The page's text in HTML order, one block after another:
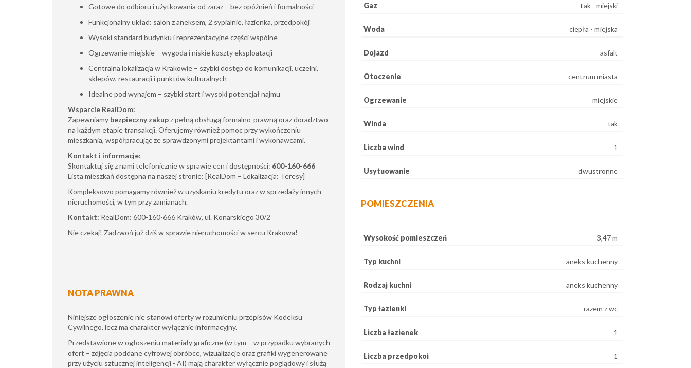
Gotowe do odbioru i użytkowania od zaraz – bez opóźnień i formalności
Funkcjonalny układ: salon z aneksem, 2 sypialnie, łazienka, przedpokój
Wysoki standard budynku i reprezentacyjne części wspólne
Ogrzewanie miejskie – wygoda i niskie koszty eksploatacji
Centralna lokalizacja w Krakowie – szybki dostęp do komunikacji, uczelni,
sklepów, restauracji i punktów kulturalnych
Idealne pod wynajem – szybki start i wysoki potencjał najmu
Wsparcie RealDom:
Zapewniamy bezpieczny zakupz pełną obsługą formalno-prawną oraz doradztwo
na każdym etapie transakcji. Oferujemy również pomoc przy wykończeniu
mieszkania, współpracując ze sprawdzonymi projektantami i wykonawcami.
Kontakt i informacje:
Skontaktuj się z nami telefonicznie w sprawie cen i dostępności: 600-160-666
Lista mieszkań dostępna na naszej stronie: [RealDom – Lokalizacja: Teresy]
Kompleksowo pomagamy również w uzyskaniu kredytu oraz w sprzedaży innych
nieruchomości, w tym przy zamianach.
Kontakt: RealDom: 600-160-666 Kraków, ul. Konarskiego 30/2
Nie czekaj! Zadzwoń już dziś w sprawie nieruchomości w sercu Krakowa!
NOTA PRAWNA
Niniejsze ogłoszenie nie stanowi oferty w rozumieniu przepisów Kodeksu
Cywilnego, lecz ma charakter wyłącznie informacyjny.
​Przedstawione w ogłoszeniu materiały graficzne (w tym – w przypadku wybranych
ofert – zdjęcia poddane cyfrowej obróbce, wizualizacje oraz grafiki wygenerowane
przy użyciu sztucznej inteligencji - AI) mają charakter wyłącznie poglądowy i służą
Gaz tak - miejski
Woda ciepła - miejska
Dojazd asfalt
Otoczenie centrum miasta
Ogrzewanie miejskie
Winda tak
Liczba wind 1
Usytuowanie dwustronne
POMIESZCZENIA
Wysokość pomieszczeń 3,47 m
Typ kuchni aneks kuchenny
Rodzaj kuchni aneks kuchenny
Typ łazienki razem z wc
Liczba łazienek 1
Liczba przedpokoi 1